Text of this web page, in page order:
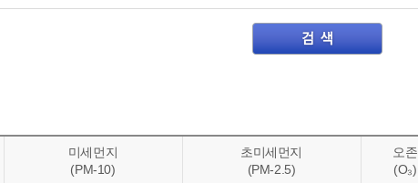
미세먼지
(PM-10)
초미세먼지
(PM-2.5)
오존
(O₃)